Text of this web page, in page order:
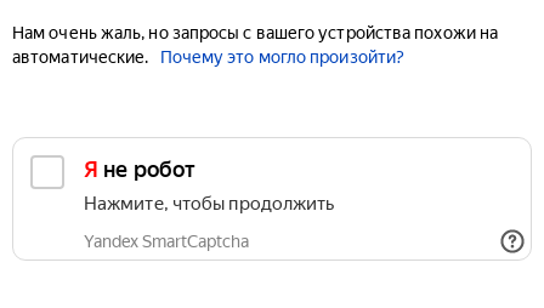
Нам очень жаль, но запросы с вашего устройства похожи на
автоматические.
Почему это могло произойти?
Я не робот
Нажмите, чтобы продолжить
Yandex SmartCaptcha